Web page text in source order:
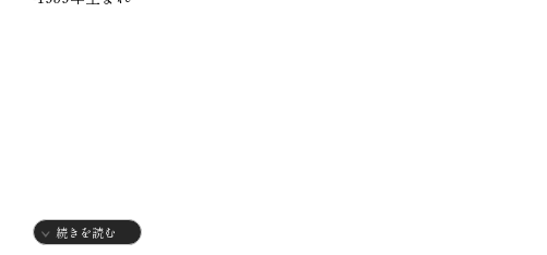
昭和63年 TOKYO.イラスト展 優秀性受賞
続きを読む